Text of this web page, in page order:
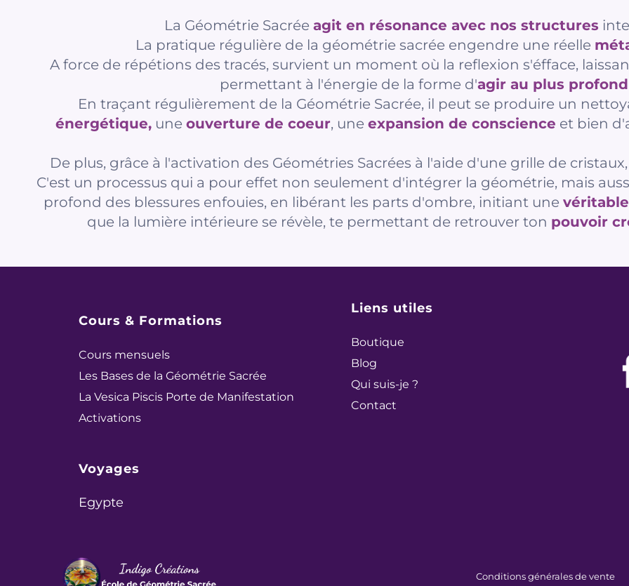
La Géométrie Sacréeagit en résonance avec nos structures
La pratique régulière de la géométrie sacrée engendre une réelle
A force de répétions des tracés, survient un moment où la reflexion s'éfface,
permettant à l'énergie de la forme d'agir au plus
En traçant régulièrement de la Géométrie Sacrée, il peut se produire un
énergétique, uneouverture de coeur, uneexpansion de conscience et bien
De plus, grâce à l'activation des Géométries Sacrées à l'aide d'une grille de
C'est un processus qui a pour effet non seulement d'intégrer la géométrie, mais
profond des blessures enfouies, en libérant les parts d'ombre, initiant une
que la lumière intérieure se révèle, te permettant de retrouver ton pouvoir
Cours & Formations
Cours mensuels
Les Bases de la Géométrie Sacrée
La Vesica Piscis Porte de Manifestation
Activations
Voyages
Egypte
Liens utiles
Boutique
Blog
Qui suis-je ?
Contact
Conditionsgénérales de vente